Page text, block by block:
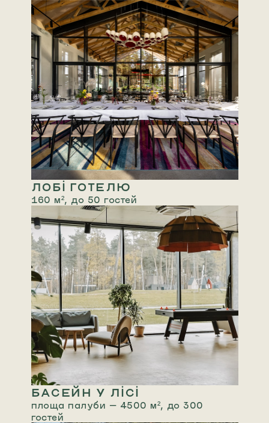
ЛОБІ ГОТЕЛЮ
160 м², до 50 гостей
БАСЕЙН У ЛІСІ
площа палуби — 4500 м², до 300
гостей